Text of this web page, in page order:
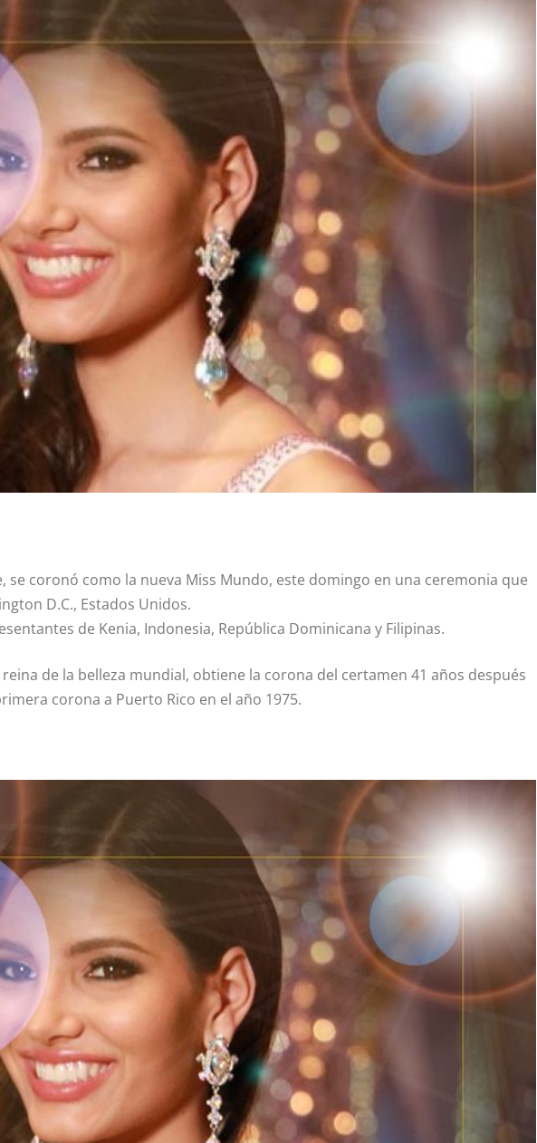
se coronó como la nueva Miss Mundo, este domingo en una ceremonia que
D.C., Estados Unidos.
de Kenia, Indonesia, República Dominicana y Filipinas.
de la belleza mundial, obtiene la corona del certamen 41 años después
corona a Puerto Rico en el año 1975.